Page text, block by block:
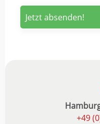
+49